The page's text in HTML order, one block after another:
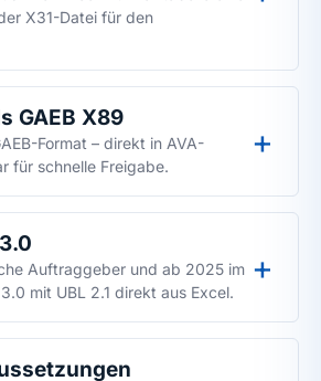
X31-Datei für den
GAEB X89
Format – direkt in AVA-
für schnelle Freigabe.
Auftraggeber und ab 2025 im
mit UBL 2.1 direkt aus Excel.